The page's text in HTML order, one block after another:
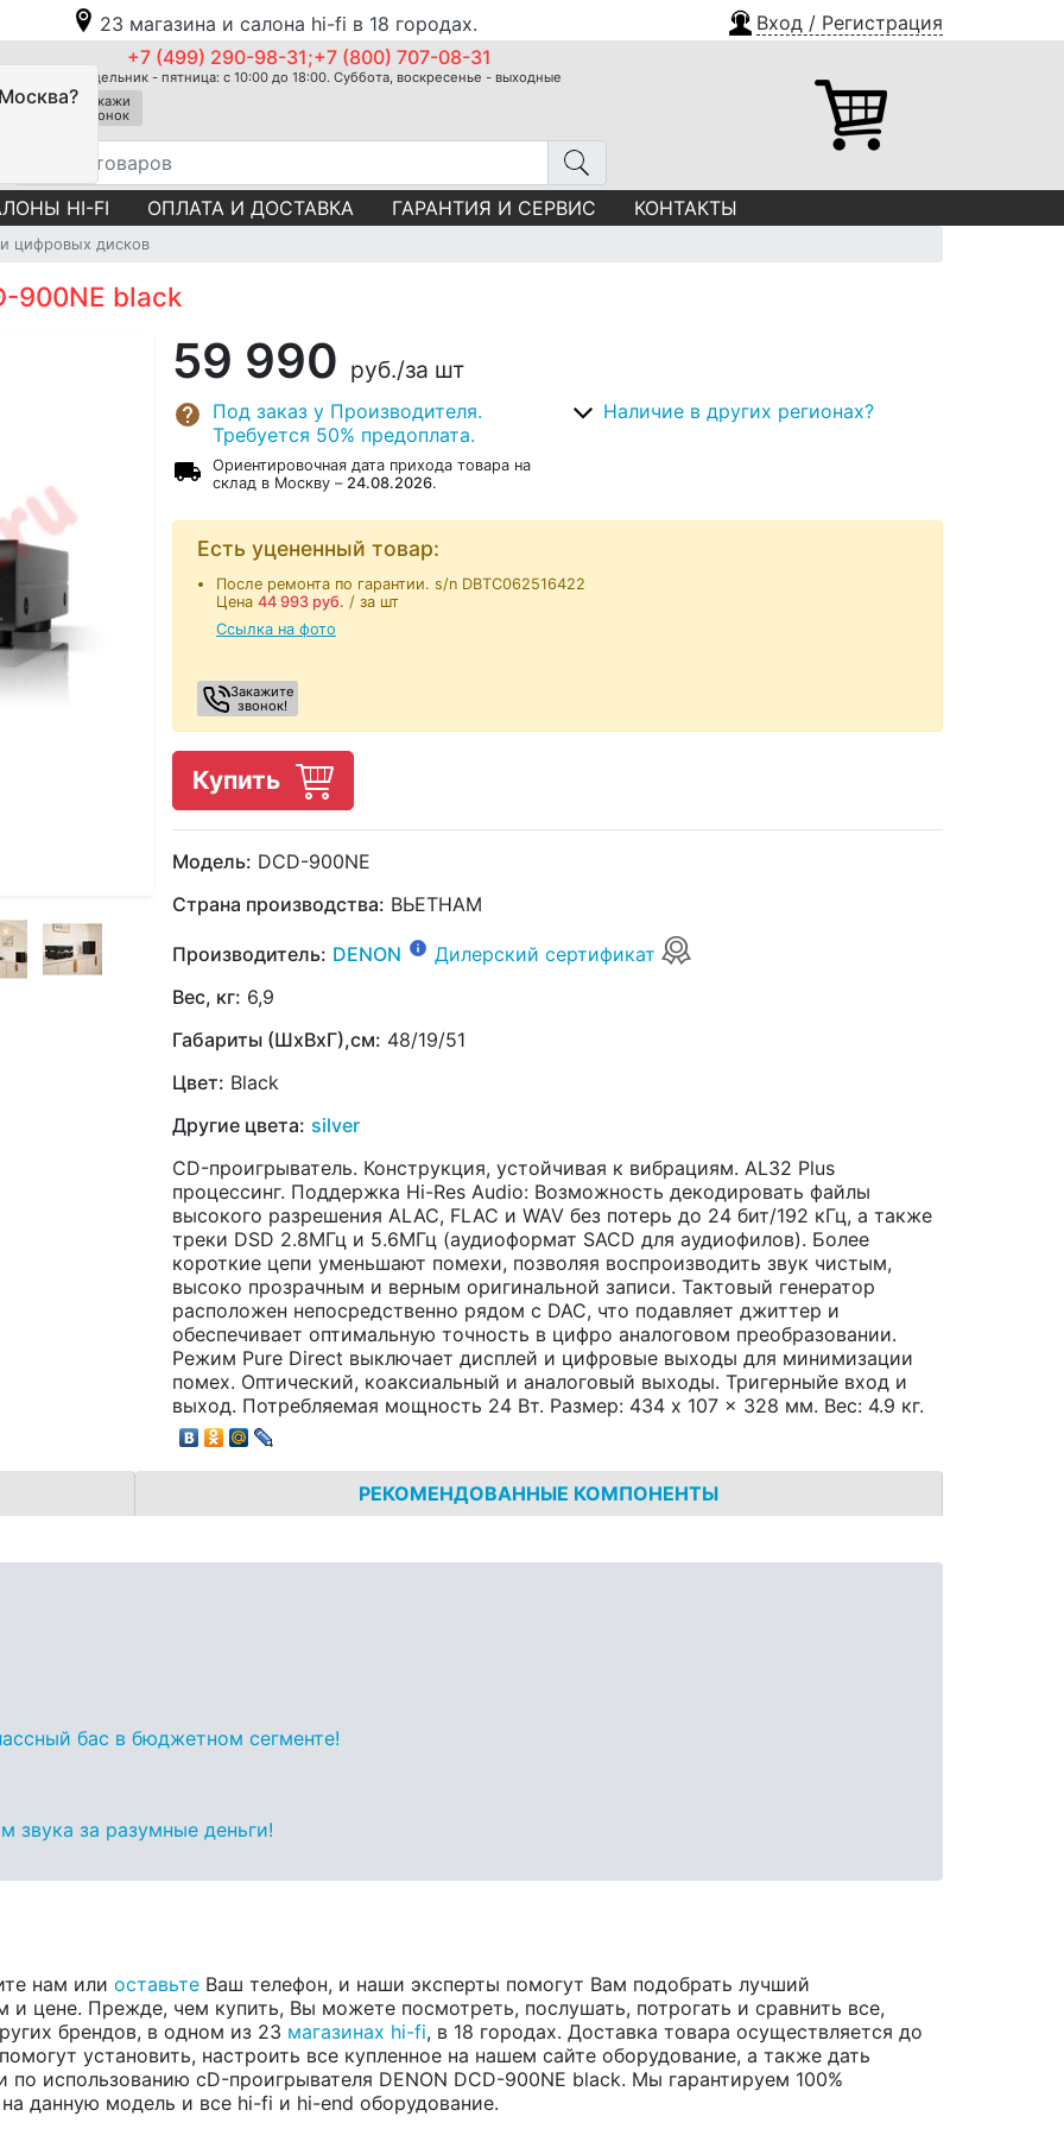
23 магазина и салона hi-fi в 18 городах. Вход / Регистрация
+7 (499) 290-98-31;+7 (800) 707-08-31
Понедельник - пятница: с 10:00 до 18:00. Суббота, воскресенье - выходные
Закажи
звонок
HI-FI ОПЛАТА И ДОСТАВКА ГАРАНТИЯ И СЕРВИС КОНТАКТЫ
цифровых дисков
900NE black
59 990 руб./за шт
Под заказ у Производителя.
Требуется 50% предоплата.
Ориентировочная дата прихода товара на
склад в Москву – 24.08.2026.
Наличие в других регионах?
Есть уцененный товар:
После ремонта по гарантии. s/n DBTC062516422
Цена 44 993 руб. / за шт
Ссылка на фото
Закажите
звонок!
Купить
Модель: DCD-900NE
Страна производства: ВЬЕТНАМ
Производитель: DENON
Дилерский сертификат
Вес, кг: 6,9
Габариты (ШхВхГ),см: 48/19/51
Цвет: Black
Другие цвета: silver
CD-проигрыватель. Конструкция, устойчивая к вибрациям. AL32 Plus
процессинг. Поддержка Hi-Res Audio: Возможность декодировать файлы
высокого разрешения ALAC, FLAC и WAV без потерь до 24 бит/192 кГц, а также
треки DSD 2.8МГц и 5.6МГц (аудиоформат SACD для аудиофилов). Более
короткие цепи уменьшают помехи, позволяя воспроизводить звук чистым,
высоко прозрачным и верным оригинальной записи. Тактовый генератор
расположен непосредственно рядом с DAC, что подавляет джиттер и
обеспечивает оптимальную точность в цифро аналоговом преобразовании.
Режим Pure Direct выключает дисплей и цифровые выходы для минимизации
помех. Оптический, коаксиальный и аналоговый выходы. Тригерныйе вход и
выход. Потребляемая мощность 24 Вт. Размер: 434 x 107 x 328 мм. Вес: 4.9 кг.
РЕКОМЕНДОВАННЫЕ КОМПОНЕНТЫ
бас в бюджетном сегменте!
звука за разумные деньги!
нам или оставьте Ваш телефон, и наши эксперты помогут Вам подобрать лучший
и цене. Прежде, чем купить, Вы можете посмотреть, послушать, потрогать и сравнить все,
брендов, в одном из 23 магазинах hi-fi, в 18 городах. Доставка товара осуществляется до
установить, настроить все купленное на нашем сайте оборудование, а также дать
использованию cD-проигрывателя DENON DCD-900NE black. Мы гарантируем 100%
данную модель и все hi-fi и hi-end оборудование.